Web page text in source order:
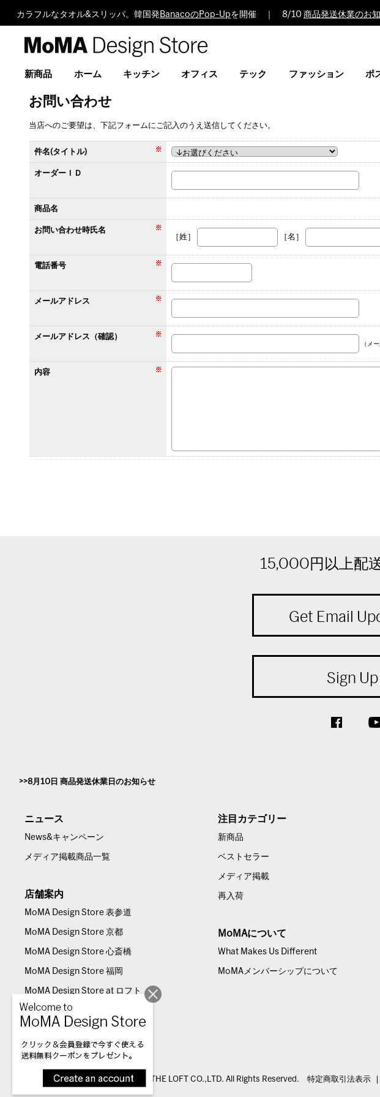
カラフルなタオル&スリッパ。韓国発 BanacoのPop-Upを開催 ｜ 8/10 商品発送休業のお
Design
新商品 ホーム キッチン オフィス テック ファッション ポ
お問い合わせ
当店へのご要望は、下記フォームにご記入のうえ送信してください。
件名(タイトル)
オーダーＩＤ
商品名
お問い合わせ時氏名
［姓］
［名］
電話番号
メールアドレス
メールアドレス（確認）
（メ
内容
15,000円以上配
Get Email
Sign
8月10日 商品発送休業日のお知らせ
ニュース
News&キャンペーン
メディア掲載商品一覧
店舗案内
MoMA Design Store 表参道
MoMA Design Store 京都
MoMA Design Store 心斎橋
MoMA Design Store 福岡
MoMA Design Store at ロフト
注目カテゴリー
新商品
ベストセラー
メディア掲載
再入荷
MoMAについて
What Makes Us Different
MoMAメンバーシップについて
© THE LOFT CO.,LTD. All Rights Reserved. 特定商取引法表示